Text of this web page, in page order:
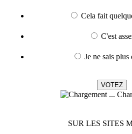
Cela fait
C'est
Je ne sais plus
SUR LES SITES